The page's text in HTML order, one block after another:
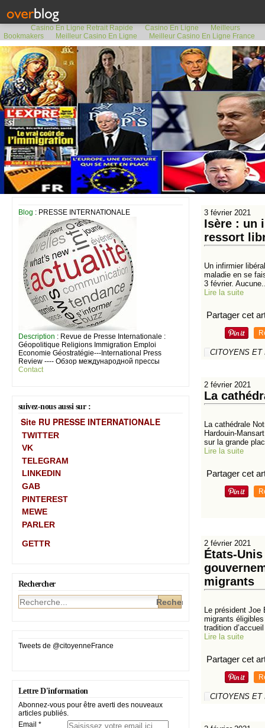
Casino En Ligne Retrait Rapide Casino En Ligne
Meilleurs
Bookmakers
Meilleur Casino En Ligne Meilleur Casino En Ligne France
Blog : PRESSE INTERNATIONALE
Description : Revue de Presse Internationale :
Géopolitique Religions Immigration Emploi
Economie Géostratégie---International Press
Review ---- Обзор международной прессы
Contact
suivez-nous aussi sur :
Site RU PRESSE INTERNATIONALE
TWITTER
VK
TELEGRAM
LINKEDIN
GAB
PINTEREST
MEWE
PARLER
GETTR
Rechercher
Tweets de @citoyenneFrance
Lettre D'information
Abonnez-vous pour être averti des nouveaux
articles publiés.
Email
3 février 2021
Isère : un
ressort
Un infirmier
maladie en se
3 février.
Lire la suite
Partager cet
CITOYENS ET
2 février 2021
La
La cathédrale
Hardouin-
sur la grande
Lire la suite
Partager cet
2 février 2021
États-
migrants
Le président Joe
migrants
tradition
Lire la suite
Partager cet
CITOYENS ET